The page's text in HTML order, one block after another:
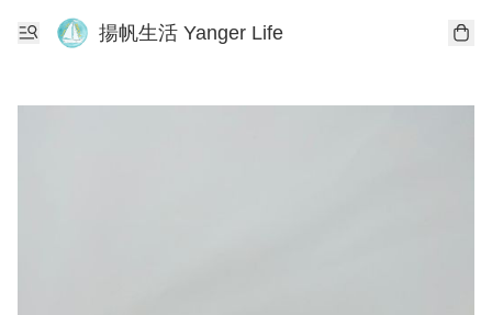
揚帆生活 Yanger Life